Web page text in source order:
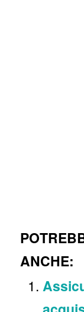
ANCHE: